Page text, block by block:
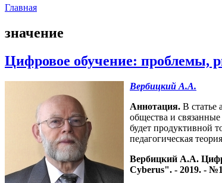
Главная
значение
Цифровое обучение: проблемы,
Вербицкий А.А.
Аннотация. В статье
общества и
будет продуктивной
педагогическая
Вербицкий А.А.
Cyberus". - 2019. -